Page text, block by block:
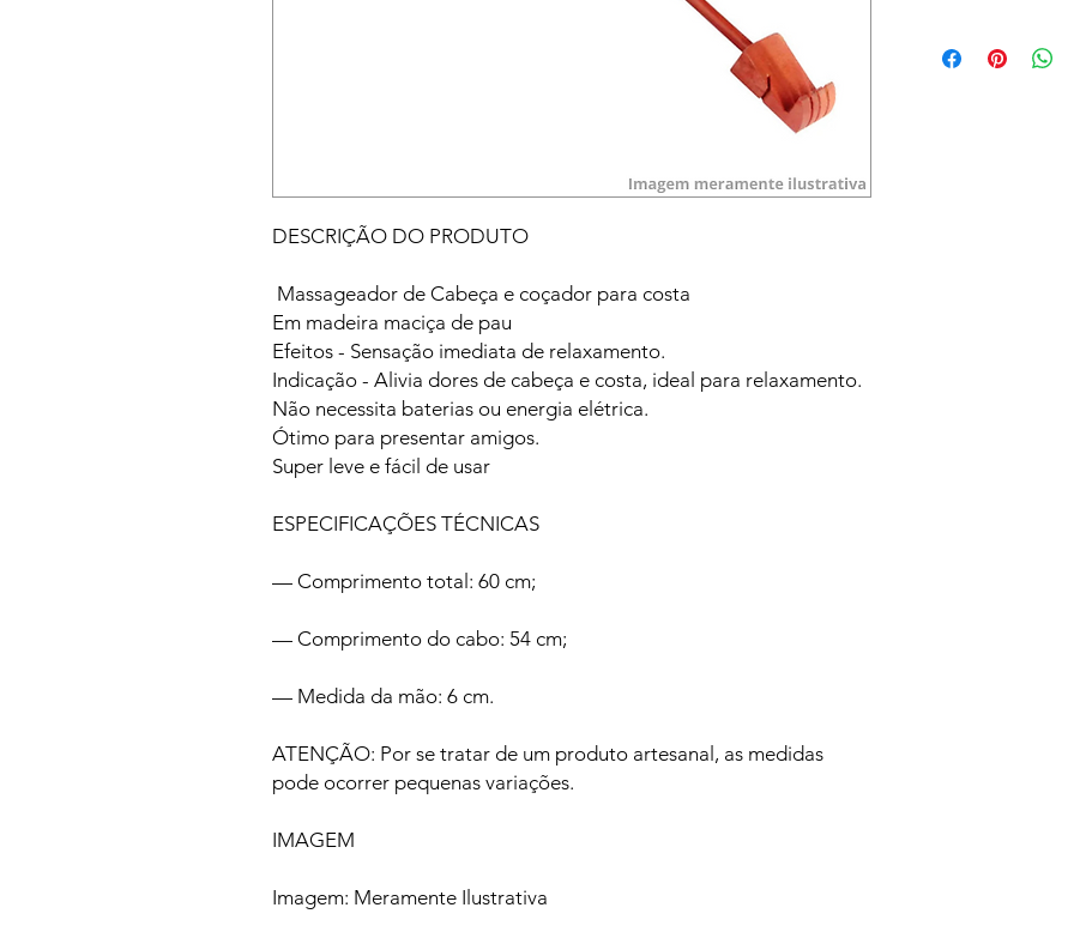
DESCRIÇÃO DO PRODUTO
Massageador de Cabeça e coçador para costa
Em madeira maciça de pau
Efeitos - Sensação imediata de relaxamento.
Indicação - Alivia dores de cabeça e costa, ideal para relaxamento.
Não necessita baterias ou energia elétrica.
Ótimo para presentar amigos.
Super leve e fácil de usar
ESPECIFICAÇÕES TÉCNICAS
— Comprimento total: 60 cm;
— Comprimento do cabo: 54 cm;
— Medida da mão: 6 cm.
ATENÇÃO: Por se tratar de um produto artesanal, as medidas
pode ocorrer pequenas variações.
IMAGEM
Imagem: Meramente Ilustrativa